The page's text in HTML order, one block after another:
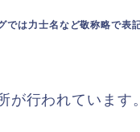
では力士名など敬称略で表
が行われています。